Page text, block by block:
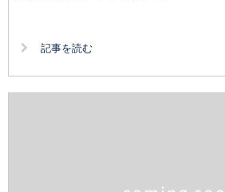
記事を読む